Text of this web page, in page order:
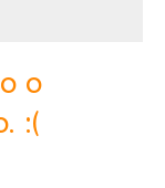
o
:(